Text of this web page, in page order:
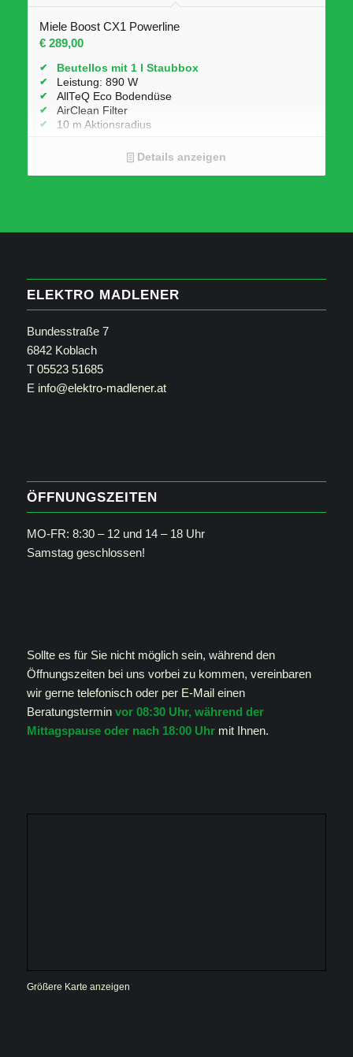
Miele Boost CX1 Powerline
€289,00
Beutellos mit 1 l Staubbox
Leistung: 890 W
AllTeQ Eco Bodendüse
AirClean Filter
10 m Aktionsradius
Comfort-HandgriffDetails anzeigen
ELEKTRO MADLENER
Bundesstraße 7
6842 Koblach
T 05523 51685
E info@elektro-madlener.at
ÖFFNUNGSZEITEN
MO-FR: 8:30 – 12 und 14 – 18 Uhr
Samstag geschlossen!
Sollte es für Sie nicht möglich sein, während den
Öffnungszeiten bei uns vorbei zu kommen, vereinbaren
wir gerne telefonischoder per E-Maileinen
Beratungstermin vor 08:30 Uhr, während der
Mittagspause oder nach 18:00 Uhrmit Ihnen.
Größere Karte anzeigen